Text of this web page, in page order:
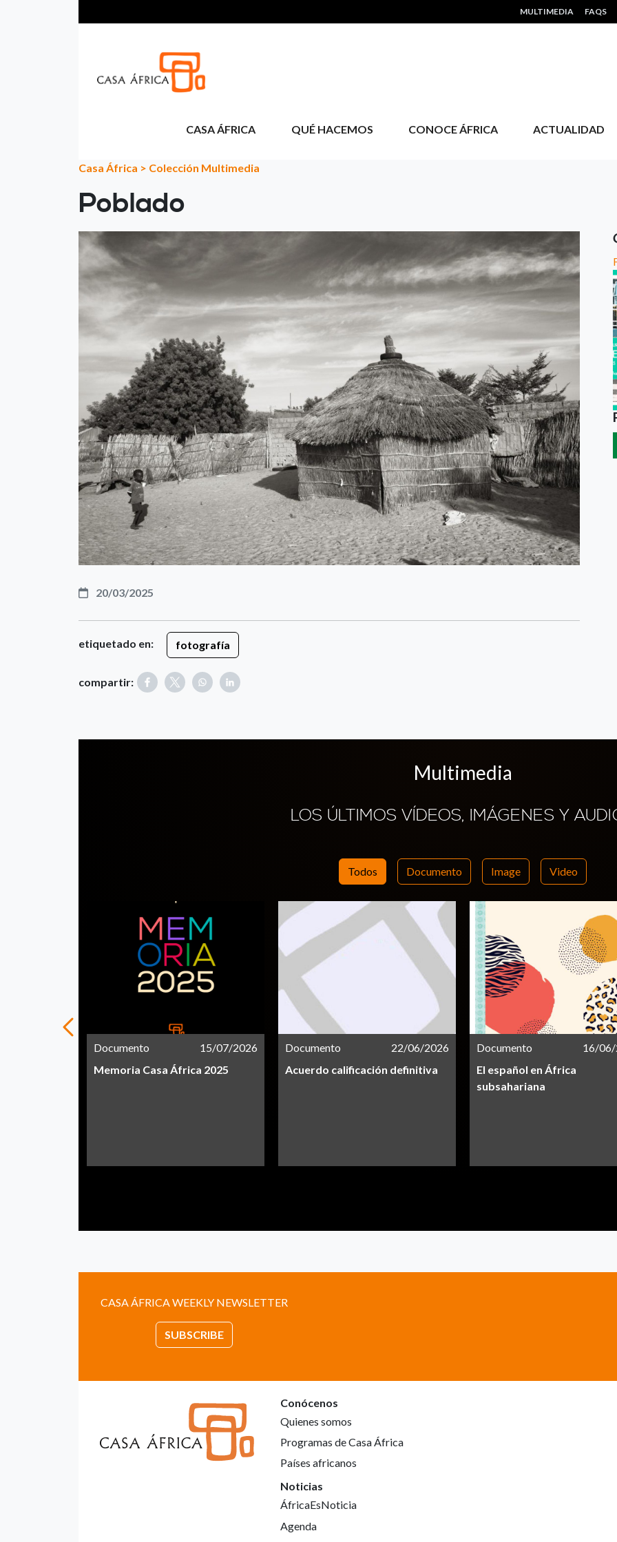
HEADER MENU
MULTIMEDIA FAQS
CASA ÁFRICA QUÉ HACEMOS CONOCE ÁFRICA ACTUALIDAD
Casa África > Colección Multimedia
Poblado
20/03/2025
etiquetado en: fotografía
compartir:
Multimedia
LOS ÚLTIMOS VÍDEOS, IMÁGENES Y
Todos Documento Image Video
Documento
15/07/2026
Memoria Casa África 2025
Documento
22/06/2026
Acuerdo calificación definitiva
Documento
16/
El español en África
subsahariana
CASA ÁFRICA WEEKLY NEWSLETTER
SUBSCRIBE
Conócenos
Quienes somos
Programas de Casa África
Países africanos
Noticias
ÁfricaEsNoticia
Agenda